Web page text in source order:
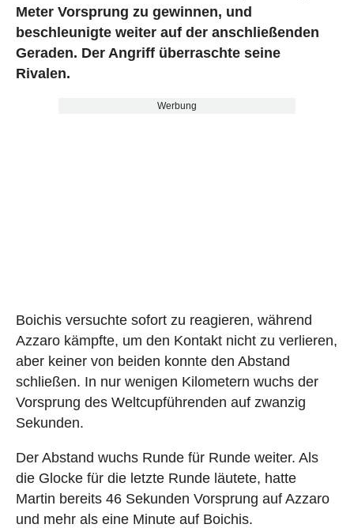
Meter Vorsprung zu gewinnen, und
beschleunigte weiter auf der anschließenden
Geraden. Der Angriff überraschte seine
Rivalen.
Werbung
Boichis versuchte sofort zu reagieren, während
Azzaro kämpfte, um den Kontakt nicht zu verlieren,
aber keiner von beiden konnte den Abstand
schließen. In nur wenigen Kilometern wuchs der
Vorsprung des Weltcupführenden auf zwanzig
Sekunden.
Der Abstand wuchs Runde für Runde weiter. Als
die Glocke für die letzte Runde läutete, hatte
Martin bereits 46 Sekunden Vorsprung auf Azzaro
und mehr als eine Minute auf Boichis.